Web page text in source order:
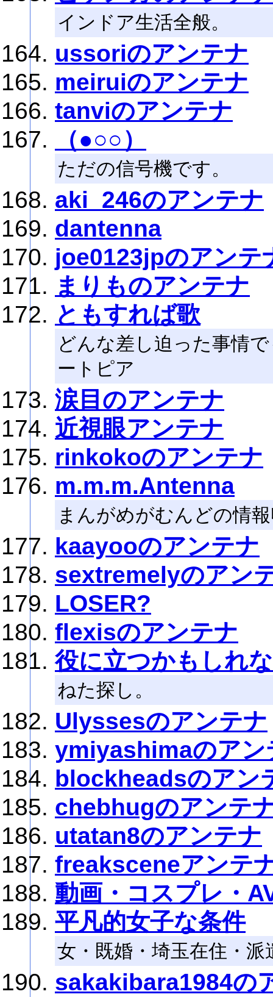
インドア生活全般。
ussoriのアンテナ
meiruiのアンテナ
tanviのアンテナ
（●○○）
ただの信号機です。
aki_246のアンテナ
dantenna
joe0123jpのアンテ
まりものアンテナ
ともすれば歌
どんな差し迫った事情
ートピア
涙目のアンテナ
近視眼アンテナ
rinkokoのアンテナ
m.m.m.Antenna
まんがめがむんどの情
kaayooのアンテナ
sextremelyのアン
LOSER?
flexisのアンテナ
役に立つかもしれ
ねた探し。
Ulyssesのアンテナ
ymiyashimaのアン
blockheadsのアン
chebhugのアンテ
utatan8のアンテナ
freaksceneアンテ
動画・コスプレ・
平凡的女子な条件
女・既婚・埼玉在住・
sakakibara1984の